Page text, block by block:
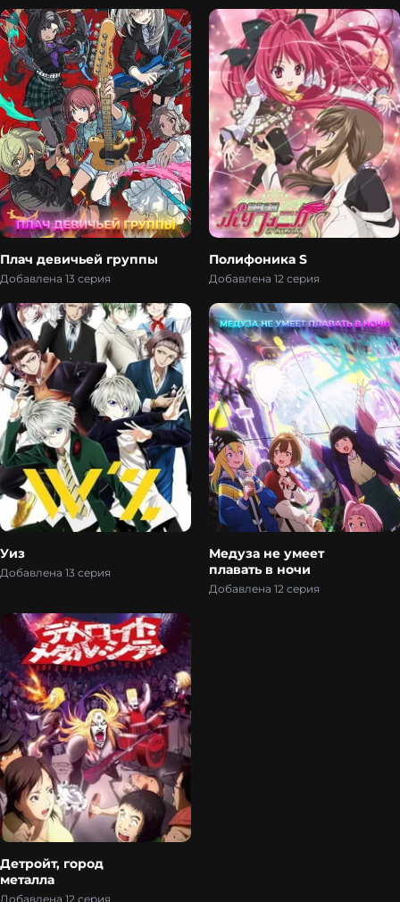
Плач девичьей группы
Добавлена 13 серия
Полифоника S
Добавлена 12 серия
Уиз
Добавлена 13 серия
Медуза не умеет
плавать в ночи
Добавлена 12 серия
Детройт, город
металла
Добавлена 12 серия